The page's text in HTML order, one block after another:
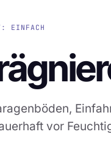
EINFACH
vor